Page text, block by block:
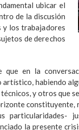
ubicar el
de la discusión
y los trabajadores
de derechos
que en la
artístico, habiendo
y otros que
particularidades-
la presente